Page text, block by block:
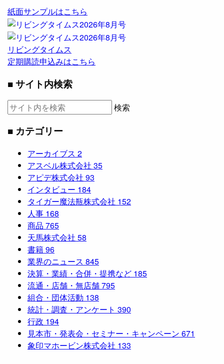
紙面サンプルはこちら
リビングタイムス
定期購読申込みはこちら
■ サイト内検索
検索
■ カテゴリー
アーカイブス 2
アスベル株式会社 35
アピデ株式会社 93
インタビュー 184
タイガー魔法瓶株式会社 152
人事 168
商品 765
天馬株式会社 58
書籍96
業界のニュース 845
決算・業績・合併・提携など 185
流通・店舗・無店舗795
組合・団体活動 138
統計・調査・アンケート 390
行政 194
見本市・発表会・セミナー・キャンペーン 671
象印マホービン株式会社 133